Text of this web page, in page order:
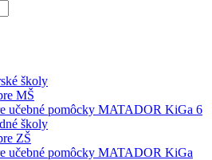
školy
MŠ
učebné pomôcky MATADOR KiGa 6
školy
ZŠ
učebné pomôcky MATADOR KiGa